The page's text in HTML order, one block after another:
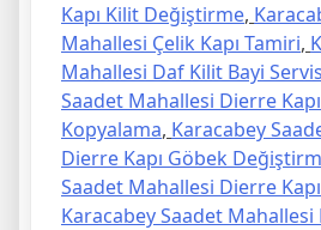
Kapı Kilit Değiştirme,
Mahallesi Çelik Kapı Tamiri,
Mahallesi Daf Kilit Bayi Servis
Saadet Mahallesi Dierre
Kopyalama, Karacabey
Dierre Kapı Göbek
Saadet Mahallesi Dierre
Karacabey Saadet Mahallesi